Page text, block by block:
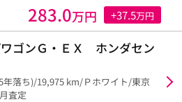
283.0万円 +37.5万円
ゴンＧ・ＥＸ ホンダセン
年落ち)/19,975 km/Ｐホワイト/東京
査定